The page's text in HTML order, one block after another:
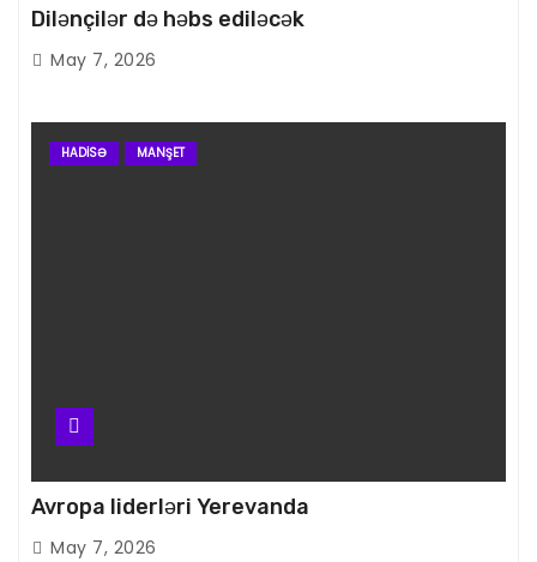
Dilənçilər də həbs ediləcək
May 7, 2026
HADISƏ MANŞET
Avropa liderləri Yerevanda
May 7, 2026